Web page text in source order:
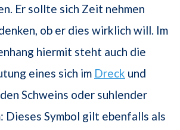
Er sollte sich Zeit nehmen
ob er dies wirklich will. Im
hiermit steht auch die
eines sich im Dreck und
Schweins oder suhlender
Dieses Symbol gilt ebenfalls als